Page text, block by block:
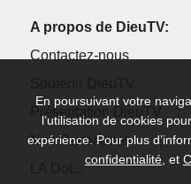
A propos de DieuTV:
Contactez-nous
Présentation DieuTV
Nos Partenaires
En poursuivant votre
l’utilisation de cookies
expérience. Pour plus
confidentialité , et